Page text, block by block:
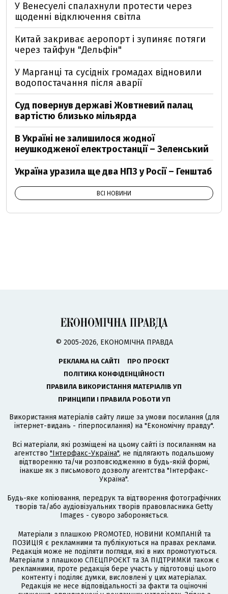
У Венесуелі спалахнули протести через
щоденні відключення світла
Китай закриває аеропорт і зупиняє потяги
через тайфун "Дельфін"
У Марганці та сусідніх громадах відновили
водопостачання після аварії
Суд повернув державі Жовтневий палац
вартістю близько мільярда
В Україні не залишилося жодної
неушкодженої електростанції – Зеленський
Україна уразила ще два НПЗ у Росії – Генштаб
ВСІ НОВИНИ
© 2005-2026, ЕКОНОМІЧНА ПРАВДА
РЕКЛАМА НА САЙТІ
ПРО ПРОЄКТ
ПОЛІТИКА КОНФІДЕНЦІЙНОСТІ
ПРАВИЛА ВИКОРИСТАННЯ МАТЕРІАЛІВ УП
ПРИНЦИПИ І ПРАВИЛА РОБОТИ УП
Використання матеріалів сайту лише за умови посилання (для
інтернет-видань - гіперпосилання) на "Економічну правду".
Всі матеріали, які розміщені на цьому сайті із посиланням на
агентство "Інтерфакс-Україна", не підлягають подальшому
відтворенню та/чи розповсюдженню в будь-якій формі,
інакше як з письмового дозволу агентства "Інтерфакс-
Україна".
Будь-яке копіювання, передрук та відтворення фотографічних
творів та/або аудіовізуальних творів правовласника Getty
Images - суворо забороняється.
Матеріали з плашкою PROMOTED, НОВИНИ КОМПАНІЙ та
ПОЗИЦІЯ є рекламними та публікуються на правах реклами.
Редакція може не поділяти погляди, які в них промотуються.
Матеріали з плашкою СПЕЦПРОЄКТ та ЗА ПІДТРИМКИ також є
рекламними, проте редакція бере участь у підготовці цього
контенту і поділяє думки, висловлені у цих матеріалах.
Редакція не несе відповідальності за факти та оціночні